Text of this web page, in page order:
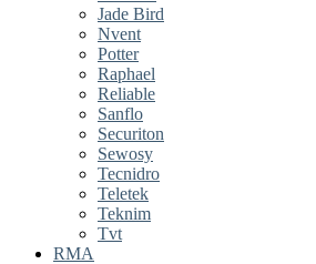
Jade Bird
Nvent
Potter
Raphael
Reliable
Sanflo
Securiton
Sewosy
Tecnidro
Teletek
Teknim
Tvt
RMA